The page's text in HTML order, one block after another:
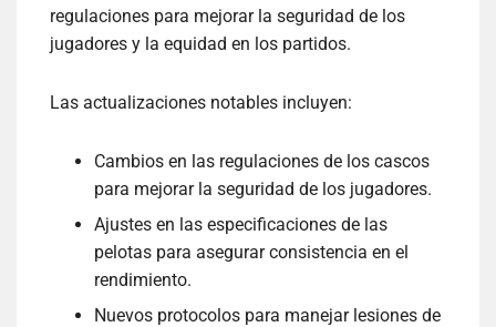
regulaciones para mejorar la seguridad de los
jugadores y la equidad en los partidos.
Las actualizaciones notables incluyen:
Cambios en las regulaciones de los cascos
para mejorar la seguridad de los jugadores.
Ajustes en las especificaciones de las
pelotas para asegurar consistencia en el
rendimiento.
Nuevos protocolos para manejar lesiones de